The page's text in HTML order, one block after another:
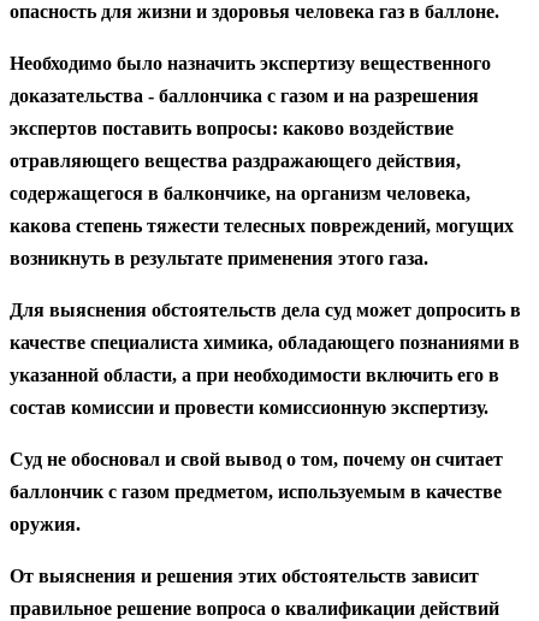
опасность для жизни и здоровья человека газ в баллоне.
Необходимо было назначить экспертизу вещественного
доказательства - баллончика с газом и на разрешения
экспертов поставить вопросы: каково воздействие
отравляющего вещества раздражающего действия,
содержащегося в балкончике, на организм человека,
какова степень тяжести телесных повреждений, могущих
возникнуть в результате применения этого газа.
Для выяснения обстоятельств дела суд может допросить в
качестве специалиста химика, обладающего познаниями в
указанной области, а при необходимости включить его в
состав комиссии и провести комиссионную экспертизу.
Суд не обосновал и свой вывод о том, почему он считает
баллончик с газом предметом, используемым в качестве
оружия.
От выяснения и решения этих обстоятельств зависит
правильное решение вопроса о квалификации действий